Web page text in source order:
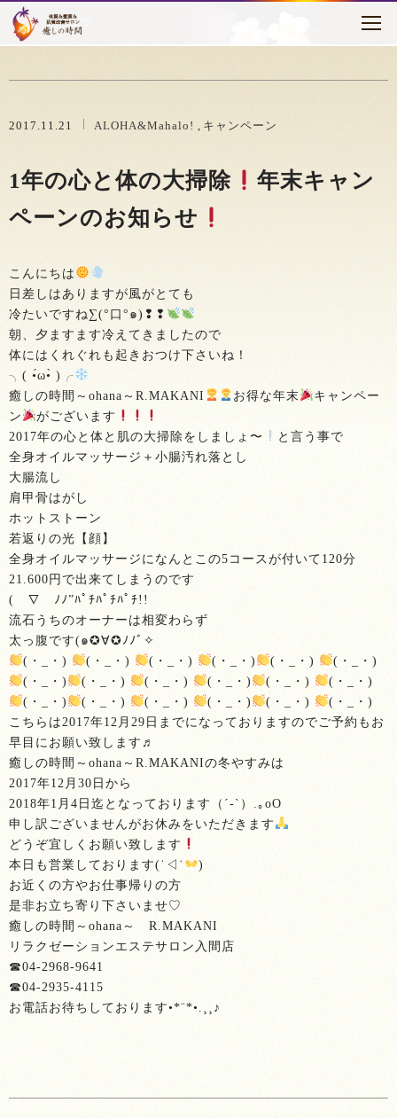
癒しの時間について
アクセス
トピックス
2017.11.21 ALOHA&Mahalo! キャンペーン
1年の心と体の大掃除
年末キャン
ペーンのお知らせ
こんにちは
日差しはありますが風がとても
冷たいですね∑(°口°๑)❢❢
朝、夕ますます冷えてきましたので
体にはくれぐれも起きおつけ下さいね！
╮( •́ω•̀ )╭
癒しの時間～ohana～R.MAKANI
お得な年末
キャンペー
ン
がございます
2017年の心と体と肌の大掃除をしましょ〜
と言う事で
全身オイルマッサージ＋小腸汚れ落とし
大腸流し
肩甲骨はがし
ホットストーン
若返りの光【顔】
全身オイルマッサージになんとこの5コースが付いて120分
21.600円で出来てしまうのです
(￣∇￣ﾉﾉ”ﾊﾟﾁﾊﾟﾁﾊﾟﾁ!!
流石うちのオーナーは相変わらず
太っ腹です(๑✪∀✪ﾉﾉﾞ✧
(・_・)
(・_・) (・_・) (・_・) (・_・)
(・_・)
(・_・)
(・_・) (・_・) (・_・) (・_・)
(・_・)
(・_・)
(・_・) (・_・) (・_・) (・_・)
(・_・)
こちらは2017年12月29日までになっておりますのでご予約もお
早目にお願い致します♬
癒しの時間～ohana～R.MAKANIの冬やすみは
2017年12月30日から
2018年1月4日迄となっております（´-`）.｡oO
申し訳ございませんがお休みをいただきます
どうぞ宜しくお願い致します
本日も営業しております(˙◁˙
)
お近くの方やお仕事帰りの方
是非お立ち寄り下さいませ♡
癒しの時間～ohana～ R.MAKANI
リラクゼーションエステサロン入間店
☎︎04-2968-9641
☎︎04-2935-4115
お電話お待ちしております•*¨*•.¸¸♪